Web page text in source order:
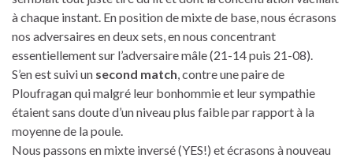
à chaque instant. En position de mixte de base, nous écrasons
nos adversaires en deux sets, en nous concentrant
essentiellement sur l’adversaire mâle (21-14 puis 21-08).
S’en est suivi un second match, contre une paire de
Ploufragan qui malgré leur bonhommie et leur sympathie
étaient sans doute d’un niveau plus faible par rapport à la
moyenne de la poule.
Nous passons en mixte inversé (YES!) et écrasons à nouveau